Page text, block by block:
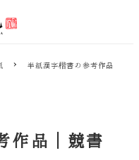
半紙漢字楷書の参考作品
作品｜競書